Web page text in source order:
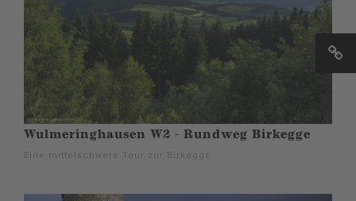
Wulmeringhausen W2 - Rundweg Birkegge
Eine mittelschwere Tour zur Birkegge.